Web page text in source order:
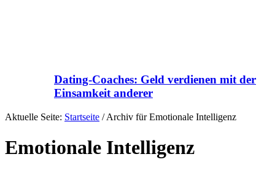
Dating-Coaches: Geld verdienen mit der
Einsamkeit anderer
Aktuelle Seite: Startseite /Archiv für Emotionale Intelligenz
Emotionale Intelligenz